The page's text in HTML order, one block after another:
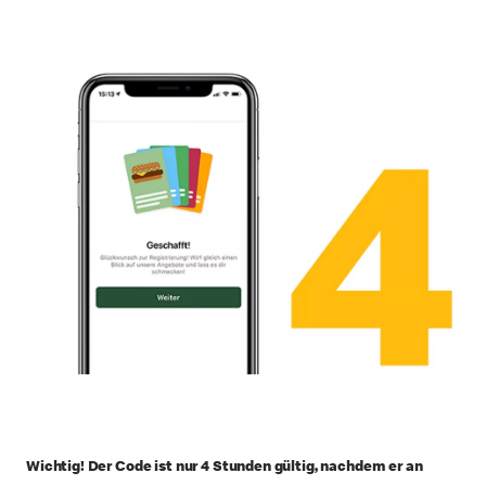
Wichtig! Der Code ist nur 4 Stunden gültig, nachdem er an